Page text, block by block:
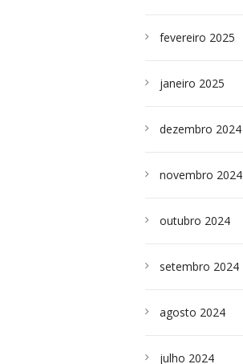
fevereiro 2025
janeiro 2025
dezembro 2024
novembro 2024
outubro 2024
setembro 2024
agosto 2024
julho 2024